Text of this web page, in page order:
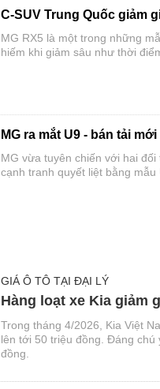
C-SUV Trung Quốc giảm
MG RX5 là một trong những
hiếm khi giảm sâu như thời
MG ra mắt U9 - bán tải
MG vừa tuyên chiến với hai
cạnh tranh quyết liệt bằng mẫu
GIÁ Ô TÔ TẠI ĐẠI LÝ
Hàng loạt xe Kia giảm
Trong tháng 4/2026, Kia Việt
lên tới 50 triệu đồng. Đáng chú
đồng.